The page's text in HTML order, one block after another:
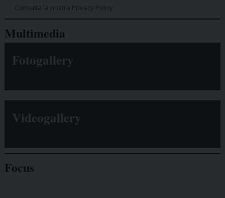
Consulta la nostra Privacy Policy.
Multimedia
Fotogallery
Videogallery
Focus